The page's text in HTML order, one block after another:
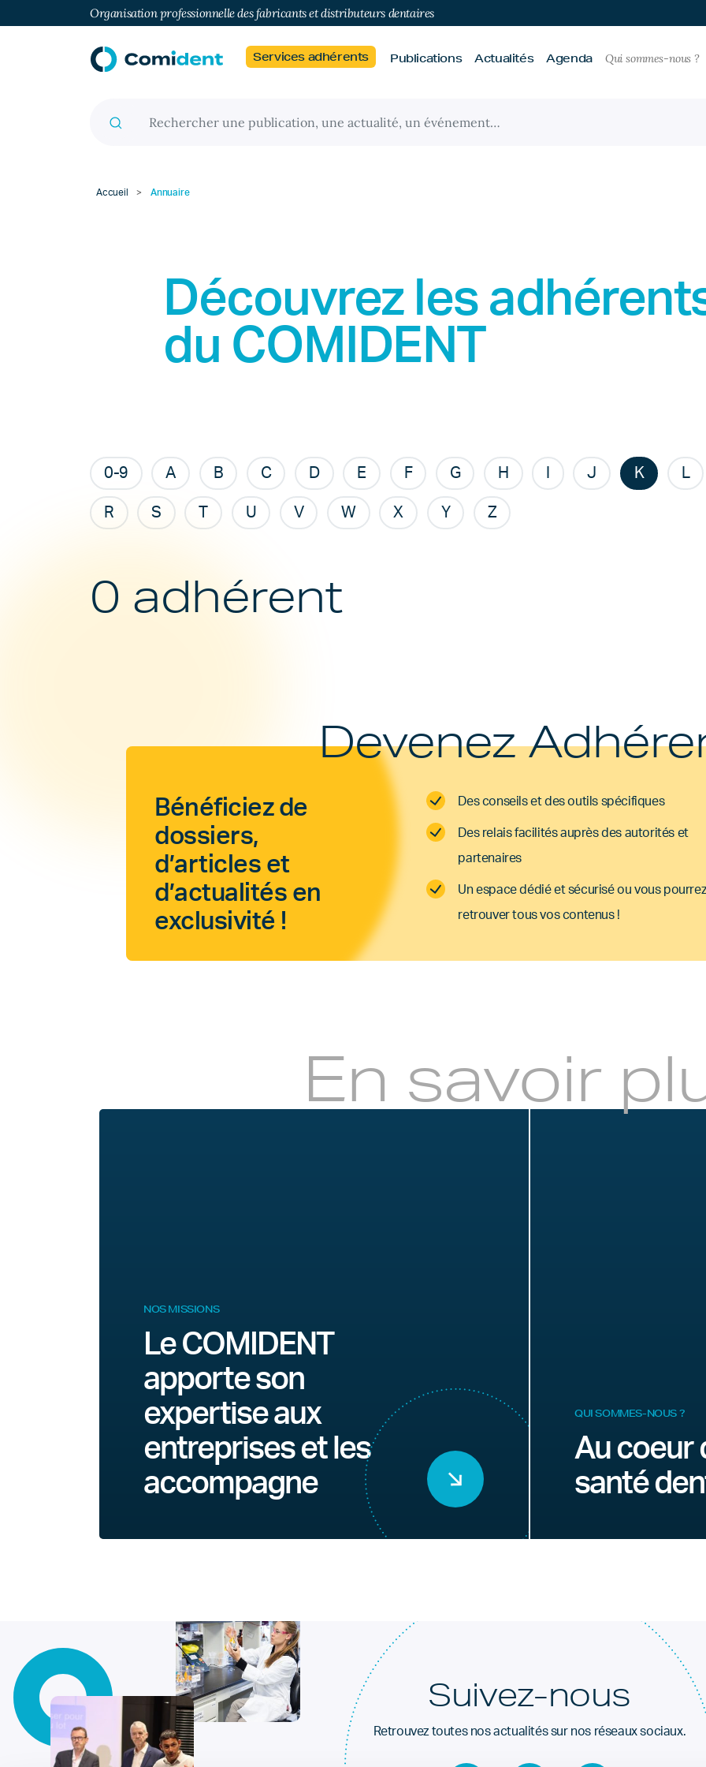
Organisation professionnelle des fabricants et distributeurs dentaires
Services adhérents Publications Actualités Agenda Qui sommes-nous ?
Accueil > Annuaire
Découvrez les
du COMIDENT
0-9 A B C D E F G H J K L
R S U V W X Y Z
0 adhérent
Devenez
Bénéficiez de
dossiers,
d’articles et
d’actualités en
exclusivité !
Des conseils et des outils spécifiques
Des relais facilités auprès des autorités et
partenaires
Un espace dédié et sécurisé ou vous pourrez
retrouver tous vos contenus !
En savoir
NOS MISSIONS
Le COMIDENT
apporte son
expertise aux
entreprises et les
accompagne
QUI SOMMES-NOUS ?
Au coeur
santé
Suivez-nous
Retrouvez toutes nos actualités sur nos réseaux sociaux.